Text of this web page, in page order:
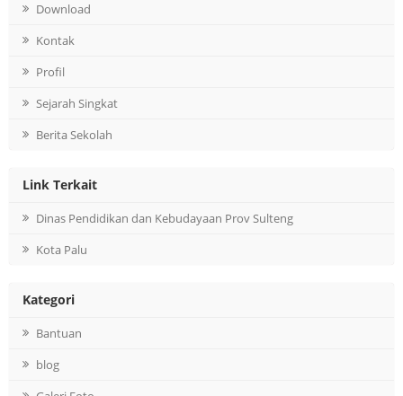
Download
Kontak
Profil
Sejarah Singkat
Berita Sekolah
Link Terkait
Dinas Pendidikan dan Kebudayaan Prov Sulteng
Kota Palu
Kategori
Bantuan
blog